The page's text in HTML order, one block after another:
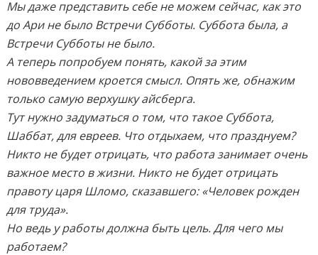
Мы даже представить себе не можем сейчас, как это
до Ари не было Встречи Субботы. Суббота была, а
Встречи Субботы не было.
А теперь попробуем понять, какой за этим
нововведением кроется смысл. Опять же, обнажим
только самую верхушку айсберга.
Тут нужно задуматься о том, что такое Суббота,
Шаббат, для евреев. Что отдыхаем, что празднуем?
Никто не будет отрицать, что работа занимает очень
важное место в жизни. Никто не будет отрицать
правоту царя Шломо, сказавшего: «Человек рожден
для труда».
Но ведь у работы должна быть цель. Для чего мы
работаем?